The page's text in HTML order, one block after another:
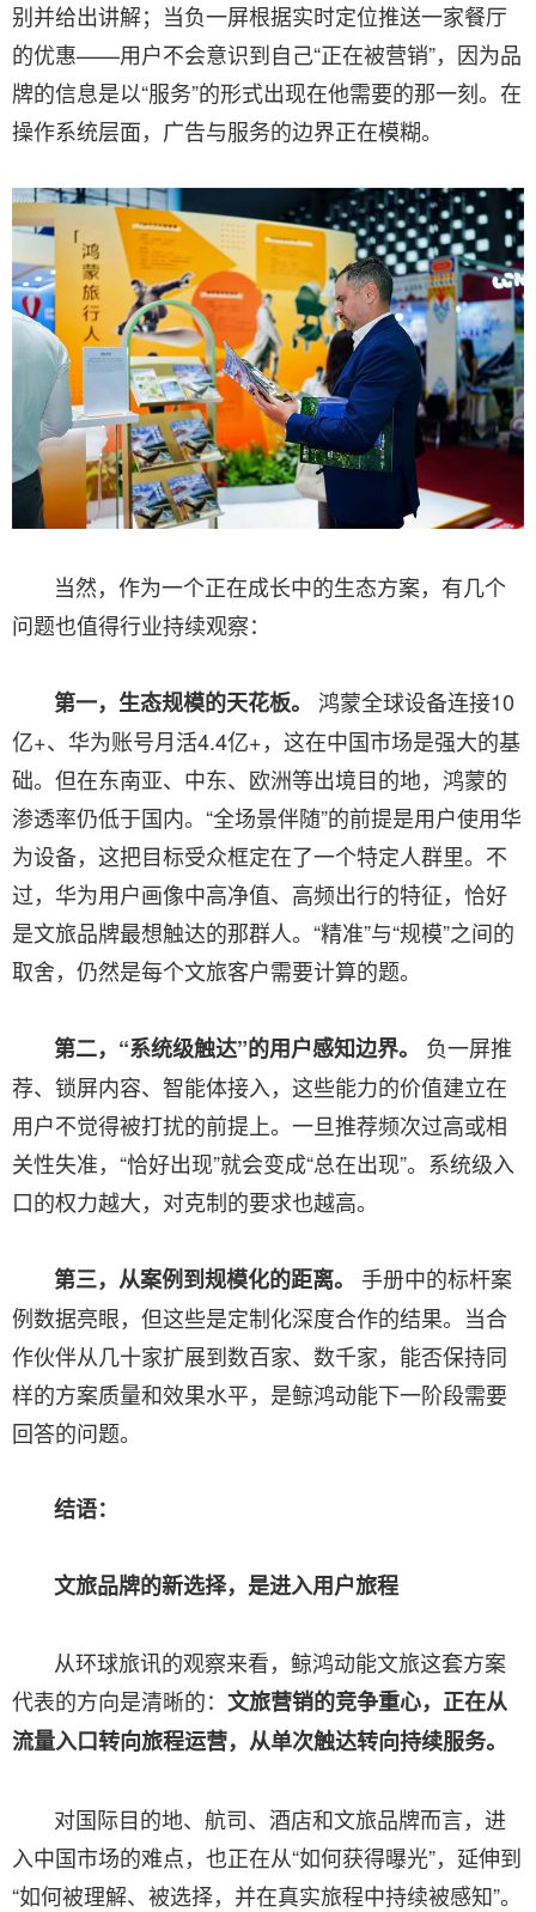
别并给出讲解；当负一屏根据实时定位推送一家餐厅
的优惠——用户不会意识到自己“正在被营销”，因为品
牌的信息是以“服务”的形式出现在他需要的那一刻。在
操作系统层面，广告与服务的边界正在模糊。
当然，作为一个正在成长中的生态方案，有几个
问题也值得行业持续观察：
第一，生态规模的天花板。 鸿蒙全球设备连接10
亿+、华为账号月活4.4亿+，这在中国市场是强大的基
础。但在东南亚、中东、欧洲等出境目的地，鸿蒙的
渗透率仍低于国内。“全场景伴随”的前提是用户使用华
为设备，这把目标受众框定在了一个特定人群里。不
过，华为用户画像中高净值、高频出行的特征，恰好
是文旅品牌最想触达的那群人。“精准”与“规模”之间的
取舍，仍然是每个文旅客户需要计算的题。
第二，“系统级触达”的用户感知边界。
负一屏推
荐、锁屏内容、智能体接入，这些能力的价值建立在
用户不觉得被打扰的前提上。一旦推荐频次过高或相
关性失准，“恰好出现”就会变成“总在出现”。系统级入
口的权力越大，对克制的要求也越高。
第三，从案例到规模化的距离。 手册中的标杆案
例数据亮眼，但这些是定制化深度合作的结果。当合
作伙伴从几十家扩展到数百家、数千家，能否保持同
样的方案质量和效果水平，是鲸鸿动能下一阶段需要
回答的问题。
结语：
文旅品牌的新选择，是进入用户旅程
从环球旅讯的观察来看，鲸鸿动能文旅这套方案
代表的方向是清晰的： 文旅营销的竞争重心，正在从
流量入口转向旅程运营，从单次触达转向持续服务。
对国际目的地、航司、酒店和文旅品牌而言，进
入中国市场的难点，也正在从“如何获得曝光”，延伸到
“如何被理解、被选择，并在真实旅程中持续被感知”。